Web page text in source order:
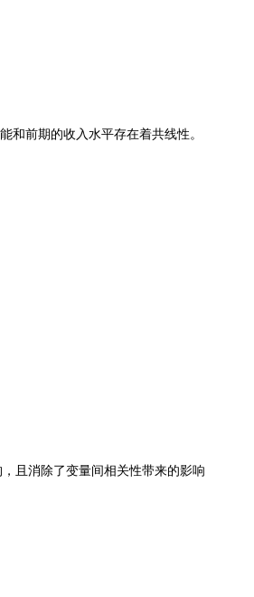
和前期的收入水平存在着共线性。
且消除了变量间相关性带来的影响